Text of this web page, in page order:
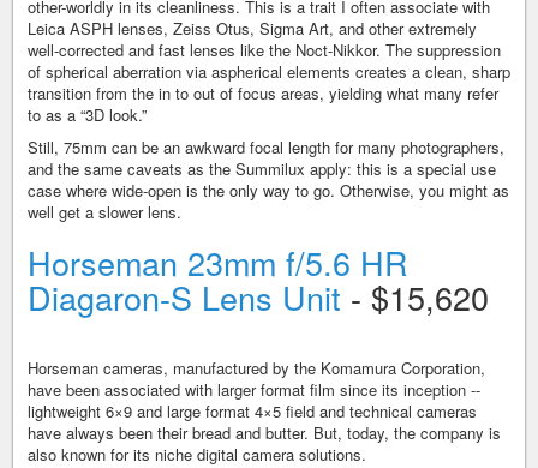
other-worldly in its cleanliness. This is a trait I often associate with
Leica ASPH lenses, Zeiss Otus, Sigma Art, and other extremely
well-corrected and fast lenses like the Noct-Nikkor. The suppression
of spherical aberration via aspherical elements creates a clean, sharp
transition from the in to out of focus areas, yielding what many refer
to as a “3D look.”
Still, 75mm can be an awkward focal length for many photographers,
and the same caveats as the Summilux apply: this is a special use
case where wide-open is the only way to go. Otherwise, you might as
well get a slower lens.
Horseman 23mm f/5.6 HR
Diagaron-S Lens Unit - $15,620
Horseman cameras, manufactured by the Komamura Corporation,
have been associated with larger format film since its inception --
lightweight 6×9 and large format 4×5 field and technical cameras
have always been their bread and butter. But, today, the company is
also known for its niche digital camera solutions.